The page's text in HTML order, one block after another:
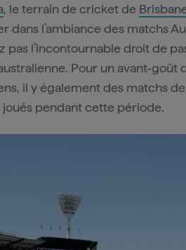
, le terrain de cricket de
dans l’ambiance des matchs
pas l’incontournable droit de
Pour un avant-goût
il y également des matchs
pendant cette période.